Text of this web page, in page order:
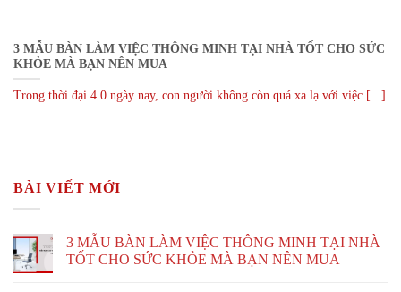
3 MẪU BÀN LÀM VIỆC THÔNG MINH TẠI NHÀ TỐT CHO SỨC
KHỎE MÀ BẠN NÊN MUA
Trong thời đại 4.0 ngày nay, con người không còn quá xa lạ với việc [...]
BÀI VIẾT MỚI
3 MẪU BÀN LÀM VIỆC THÔNG MINH TẠI NHÀ
TỐT CHO SỨC KHỎE MÀ BẠN NÊN MUA